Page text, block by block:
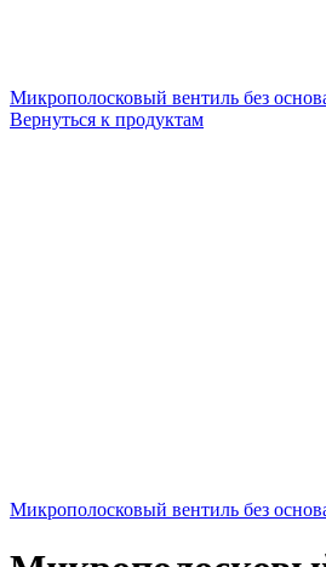
Микрополосковый вентиль без
Вернуться к продуктам
Микрополосковый вентиль без